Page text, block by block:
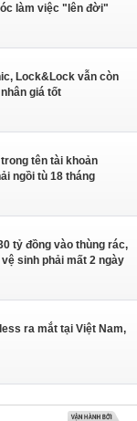
làm việc "lên đời"
Lock&Lock vẫn còn
giá tốt
tên tài khoản
ngồi tù 18 tháng
tỷ đồng vào thùng rác,
sinh phải mất 2 ngày
ra mắt tại Việt Nam,